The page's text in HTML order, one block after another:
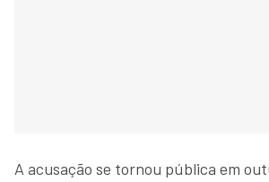
A acusação se tornou pública em